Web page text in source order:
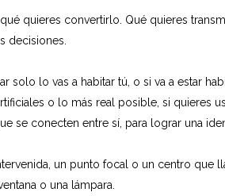
quieres convertirlo. Qué quieres
decisiones.
lo vas a habitar tú, o si va a estar
o lo más real posible, si quieres
se conecten entre sí, para lograr una
un punto focal o un centro que
o una lámpara.